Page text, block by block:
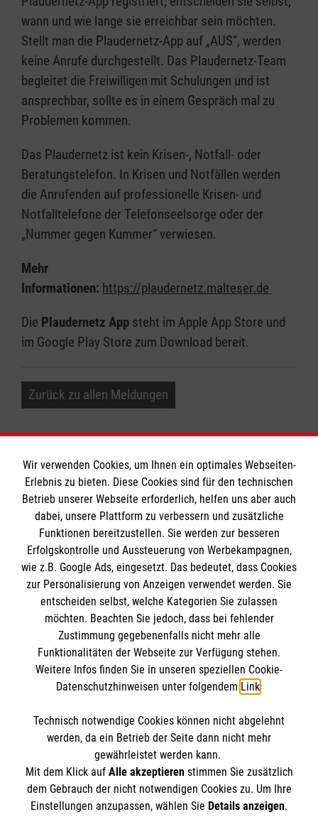
wann und wie lange sie erreichbar sein möchten.
Stellt man die Plaudernetz-App auf „AUS“, werden
keine Anrufe durchgestellt. Das Plaudernetz-Team
begleitet die Freiwilligen mit Schulungen und ist
ansprechbar, sollte es in einem Gespräch mal zu
Problemen kommen.
Das Plaudernetz ist kein Krisen-, Notfall- oder
Beratungstelefon. In Krisen und Notfällen werden
die Anrufenden auf professionelle Krisen- und
Notfalltelefone der Telefonseelsorge oder der
„Nummer gegen Kummer“ verwiesen.
Mehr
Informationen: https://plaudernetz.malteser.de
Die Plaudernetz App steht im Apple App Store und
im Google Play Store zum Download bereit.
Zurück zu allen Meldungen
Informationen
Impressum
Datenschutz
Barrierefreiheit
Kontakt
Die Malteser
Malteser in Deutschland
Malteserorden
Sharepoint
Spendenkonto
Bank: Pax-Bank für Kirche und Caritas eG7
IBAN: DE94 3706 0120 1201 2270 18
BIC: GENODED1PA7
So finden Sie uns
Bersteallee 21
15926 Luckau
Der Malteser Hilfsdienst e.V. ist als eingetragene
Wir verwenden Cookies, um Ihnen ein optimales Webseiten-
Erlebnis zu bieten. Diese Cookies sind für den technischen
Betrieb unserer Webseite erforderlich, helfen uns aber auch
dabei, unsere Plattform zu verbessern und zusätzliche
Funktionen bereitzustellen. Sie werden zur besseren
Erfolgskontrolle und Aussteuerung von Werbekampagnen,
wie z.B. Google Ads, eingesetzt. Das bedeutet, dass Cookies
zur Personalisierung von Anzeigen verwendet werden. Sie
entscheiden selbst, welche Kategorien Sie zulassen
möchten. Beachten Sie jedoch, dass bei fehlender
Zustimmung gegebenenfalls nicht mehr alle
Funktionalitäten der Webseite zur Verfügung stehen.
Weitere Infos finden Sie in unseren speziellen Cookie-
Datenschutzhinweisen unter folgendem Link.
Technisch notwendige Cookies können nicht abgelehnt
werden, da ein Betrieb der Seite dann nicht mehr
gewährleistet werden kann.
Mit dem Klick auf Alle akzeptierenstimmen Sie zusätzlich
dem Gebrauch der nicht notwendigen Cookies zu. Um Ihre
Einstellungen anzupassen, wählen Sie Details anzeigen.